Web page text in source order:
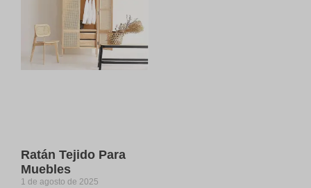
Ratán Tejido Para
Muebles
1 de agosto de 2025